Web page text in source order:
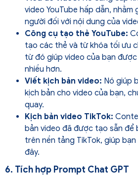
video YouTube hấp dẫn, nhằm
người đối với nội dung của
Công cụ tạo thẻ YouTube:
tạo các thẻ và từ khóa tối ưu
từ đó giúp video của bạn được
nhiều hơn.
Viết kịch bản video: Nó giúp
kịch bản cho video của bạn,
quay.
Kịch bản video TikTok:
bản video đã được tạo sẵn để
trên nền tảng TikTok, giúp
đây.
6. Tích hợp Prompt Chat GPT